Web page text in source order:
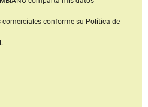
comerciales conforme su Política de